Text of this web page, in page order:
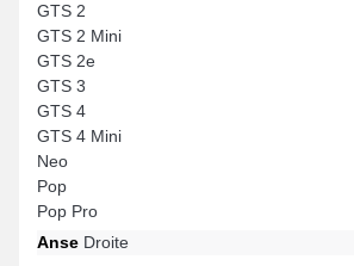
GTS 2
GTS 2 Mini
GTS 2e
GTS 3
GTS 4
GTS 4 Mini
Neo
Pop
Pop Pro
Anse Droite